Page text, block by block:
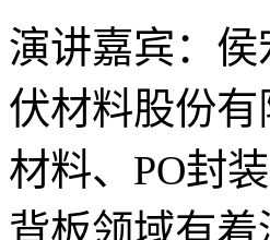
演讲嘉宾：
伏材料股份
材料、PO封